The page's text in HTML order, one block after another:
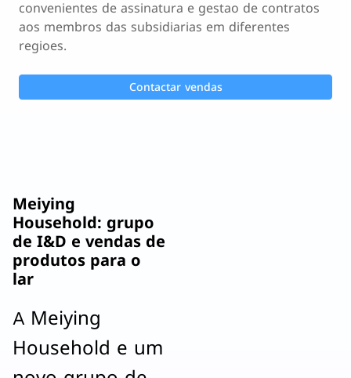
convenientes de assinatura e gestao de contratos
aos membros das subsidiarias em diferentes
regioes.
Contactar vendas
Meiying
Household: grupo
de I&D e vendas de
produtos para o
lar
A Meiying
Household e um